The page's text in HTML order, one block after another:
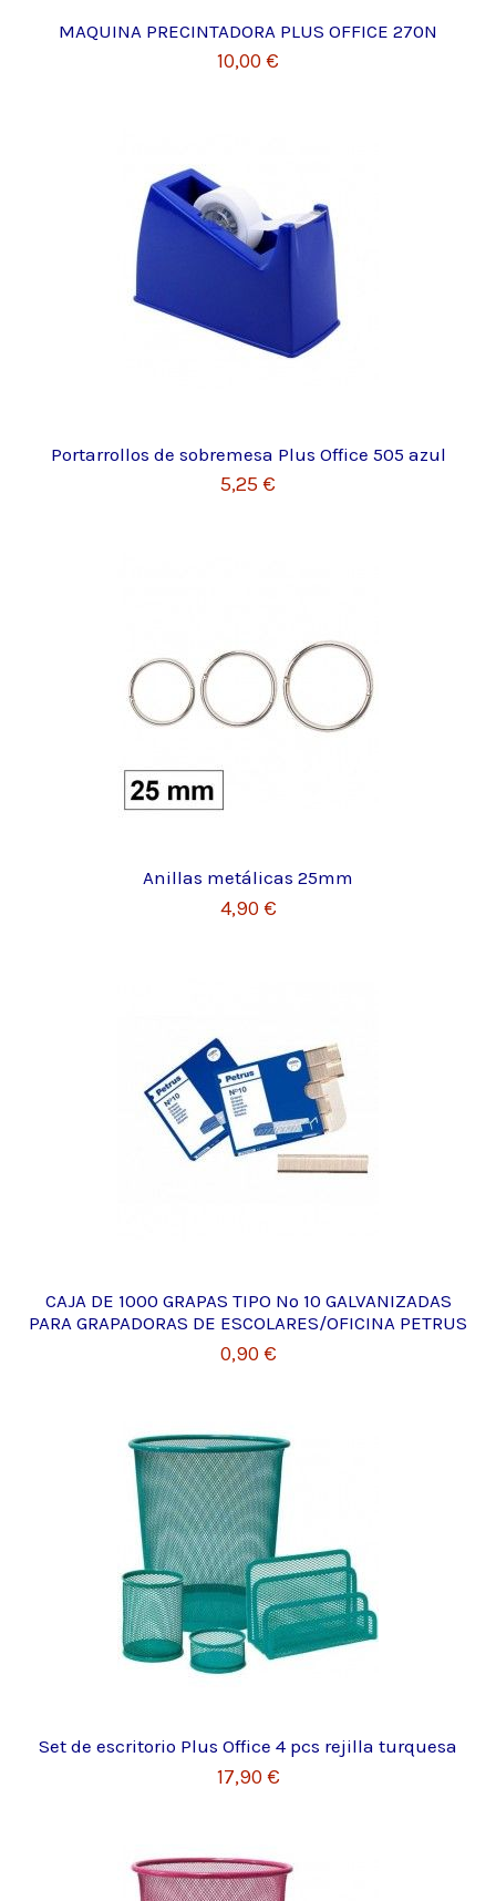
MAQUINA PRECINTADORA PLUS OFFICE 270N
10,00 €
Portarrollos de sobremesa Plus Office 505 azul
5,25 €
Anillas metálicas 25mm
4,90 €
CAJA DE 1000 GRAPAS TIPO Nº 10 GALVANIZADAS
PARA GRAPADORAS DE ESCOLARES/OFICINA PETRUS
0,90 €
Set de escritorio Plus Office 4 pcs rejilla turquesa
17,90 €